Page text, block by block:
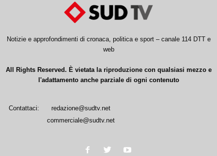
Notizie e approfondimenti di cronaca, politica e sport – canale 114 DTT e
web
All Rights Reserved. È vietata la riproduzione con qualsiasi mezzo e
l'adattamento anche parziale di ogni contenuto
Contattaci:
redazione@sudtv.net
commerciale@sudtv.net